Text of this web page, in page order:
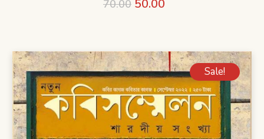
70.00 50.00
Sale!